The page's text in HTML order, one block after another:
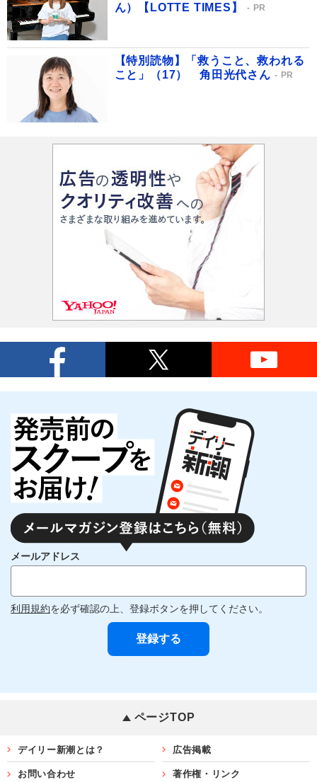
ん）【LOTTE TIMES】
PR
【特別読物】「救うこと、救われる
こと」（17） 角田光代さん
PR
メールアドレス
利用規約を必ず確認の上、登録ボタンを押してください。
ページTOP
デイリー新潮とは？ 広告掲載
お問い合わせ 著作権・リンク